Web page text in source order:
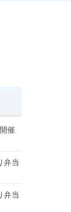
催
弁当
弁当